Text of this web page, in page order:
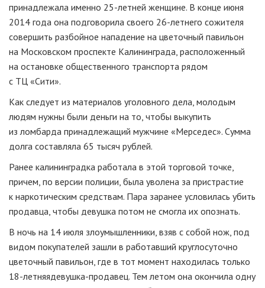
принадлежала именно 25-летней женщине. В конце июня
2014 года она подговорила своего 26-летнего сожителя
совершить разбойное нападение на цветочный павильон
на Московском проспекте Калининграда, расположенный
на остановке общественного транспорта рядом
с ТЦ «Сити».
Как следует из материалов уголовного дела, молодым
людям нужны были деньги на то, чтобы выкупить
из ломбарда принадлежащий мужчине «Мерседес». Сумма
долга составляла 65 тысяч рублей.
Ранее калининградка работала в этой торговой точке,
причем, по версии полиции, была уволена за пристрастие
к наркотическим средствам. Пара заранее условилась убить
продавца, чтобы девушка потом не смогла их опознать.
В ночь на 14 июля злоумышленники, взяв с собой нож, под
видом покупателей зашли в работавший круглосуточно
цветочный павильон, где в тот момент находилась только
18-летняядевушка-продавец. Тем летом она окончила одну